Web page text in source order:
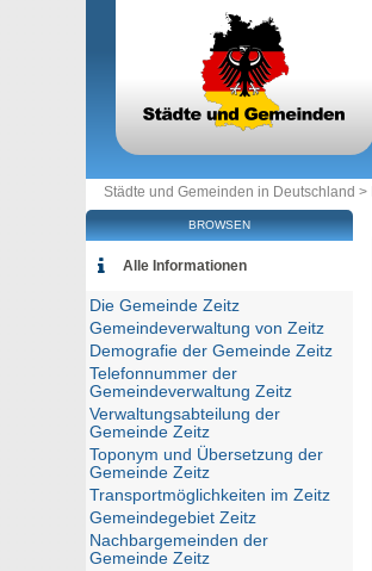
Städte und Gemeinden in Deutschland >
BROWSEN
Alle Informationen
Die Gemeinde Zeitz
Gemeindeverwaltung von Zeitz
Demografie der Gemeinde Zeitz
Telefonnummer der
Gemeindeverwaltung Zeitz
Verwaltungsabteilung der
Gemeinde Zeitz
Toponym und Übersetzung der
Gemeinde Zeitz
Transportmöglichkeiten im Zeitz
Gemeindegebiet Zeitz
Nachbargemeinden der
Gemeinde Zeitz